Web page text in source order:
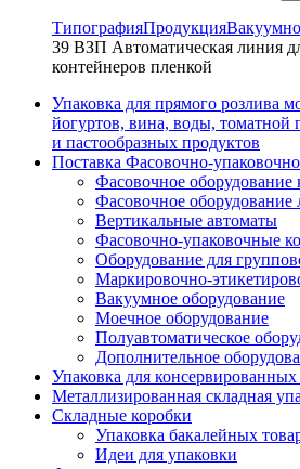
ТипографияПродукция
39 ВЗП Автоматическая линия
контейнеров пленкой
Упаковка для прямого розлива
йогуртов, вина, воды, томатной
и пастообразных продуктов
Поставка Фасовочно-
Фасовочное оборудование
Фасовочное оборудование
Вертикальные автоматы
Фасовочно-упаковочные
Оборудование для
Маркировочно-
Вакуумное оборудование
Моечное оборудование
Полуавтоматическое
Дополнительное
Упаковка для
Металлизированная складная
Складные коробки
Упаковка бакалейных
Идеи для упаковки